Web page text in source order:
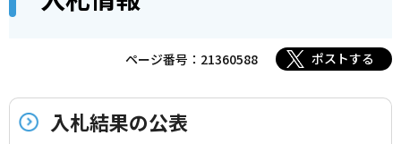
先
す
こ
ら
ページ番号：21360588 ポストする
入札結果の公表